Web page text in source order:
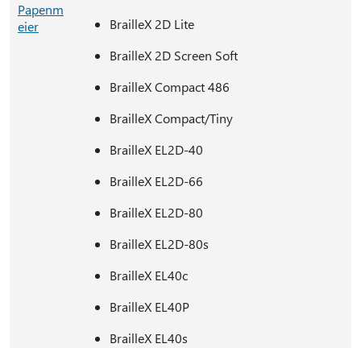
Papenm
eier
BrailleX 2D Lite
BrailleX 2D Screen Soft
BrailleX Compact 486
BrailleX Compact/Tiny
BrailleX EL2D-40
BrailleX EL2D-66
BrailleX EL2D-80
BrailleX EL2D-80s
BrailleX EL40c
BrailleX EL40P
BrailleX EL40s